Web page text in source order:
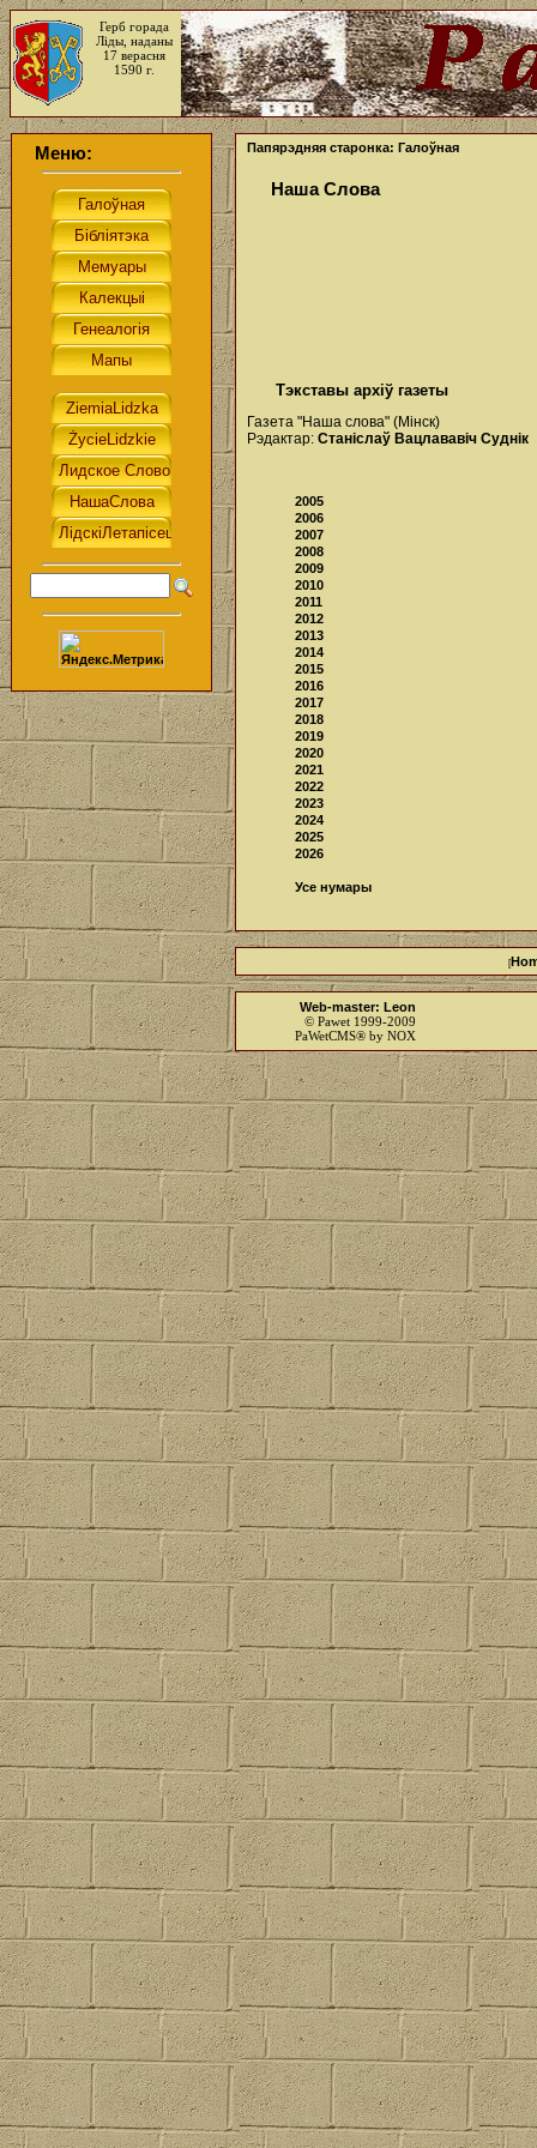
Герб горада
Ліды, наданы
17 верасня
1590 г.
Меню: Папярэдняя старонка: Галоўная
Наша Слова
Тэкставы архіў газеты
Газета "Наша слова" (Мінск)
Рэдактар: Станіслаў Вацлававіч Суднік
2005
2006
2007
2008
2009
2010
2011
2012
2013
2014
2015
2016
2017
2018
2019
2020
2021
2022
2023
2024
2025
2026
Усе нумары
[
Web-master: Leon
© Pawet 1999-2009
PaWetCMS® by NOX